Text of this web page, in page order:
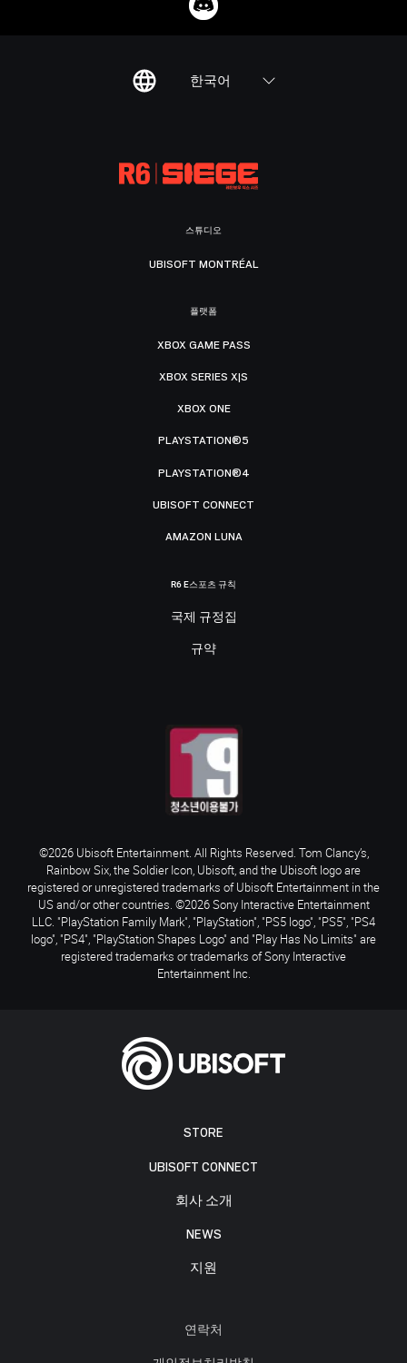
한국어
STORE
UBISOFT CONNECT
회사 소개
NEWS
지원
연락처
스튜디오
UBISOFT MONTRÉAL
플랫폼
XBOX GAME PASS
XBOX SERIES X|S
XBOX ONE
PLAYSTATION®5
PLAYSTATION®4
UBISOFT CONNECT
AMAZON LUNA
R6 E스포츠 규칙
국제 규정집
규약
©2026 Ubisoft Entertainment. All Rights Reserved. Tom Clancy’s,
Rainbow Six, the Soldier Icon, Ubisoft, and the Ubisoft logo are
registered or unregistered trademarks of Ubisoft Entertainment in the
US and/or other countries. ©2026 Sony Interactive Entertainment
LLC. "PlayStation Family Mark", "PlayStation", "PS5 logo", "PS5", "PS4
logo", "PS4", "PlayStation Shapes Logo" and "Play Has No Limits" are
registered trademarks or trademarks of Sony Interactive
Entertainment Inc.